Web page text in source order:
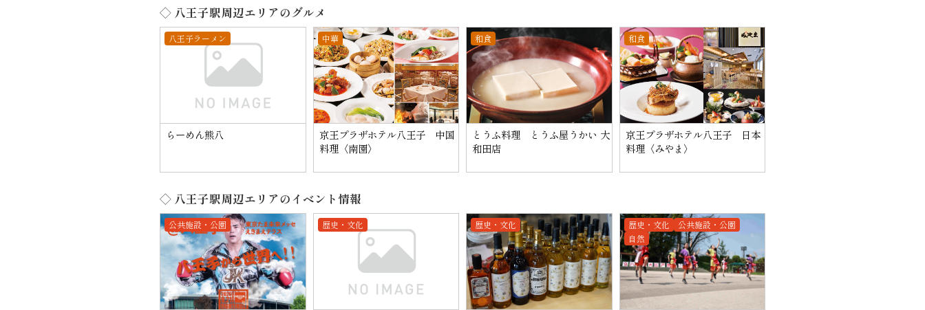
◇ 八王子駅周辺エリアのグルメ
八王子ラーメン
らーめん熊八
中華
京王プラザホテル八王子 中国
料理〈南園〉
和食
とうふ料理 とうふ屋うかい 大
和田店
和食
京王プラザホテル八王子 日本
料理〈みやま〉
◇ 八王子駅周辺エリアのイベント情報
公共施設・公園 歴史・文化 歴史・文化 歴史・文化
公共施設・公園
自然